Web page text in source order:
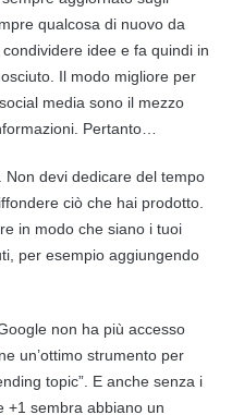
qualcosa di nuovo da
idee e fa quindi in
Il modo migliore per
social media sono il mezzo
Pertanto…
Non devi dedicare del tempo
ciò che hai prodotto.
in modo che siano i tuoi
, per esempio aggiungendo
non ha più accesso
un’ottimo strumento per
topic”. E anche senza i
+1 sembra abbiano un